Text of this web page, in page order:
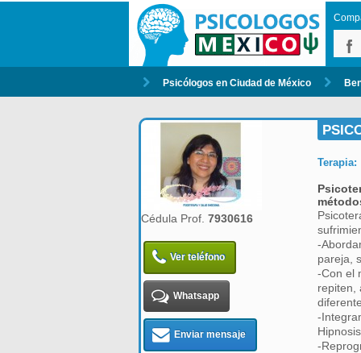
Psicólogos en Ciudad de México
Cédula Prof. 7930616
Ver teléfono
Whatsapp
Enviar mensaje
Terapia:
-
pareja,
-Con el
repiten,
-
-